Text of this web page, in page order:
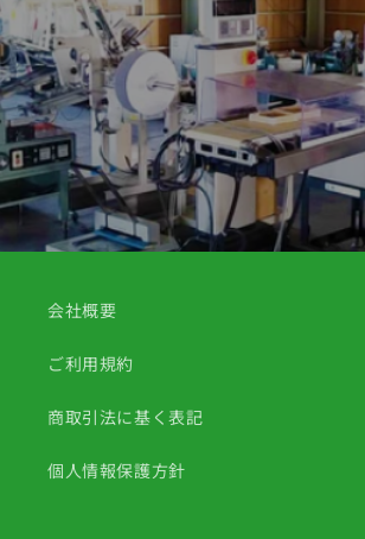
会社概要
ご利用規約
商取引法に基く表記
個人情報保護方針